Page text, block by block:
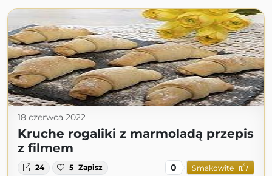
18 czerwca 2022
Kruche rogaliki z marmoladą przepis
z filmem
24 5 Zapisz 0 Smakowite